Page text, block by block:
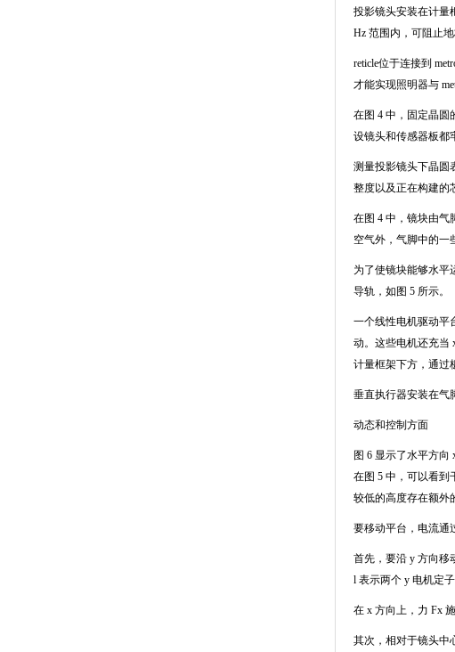
投影镜头安装在计量
Hz 范围内，可阻止
reticle位于连接到
才能实现照明器与
在图 4 中，固定晶圆
设镜头和传感器板都
测量投影镜头下晶圆
整度以及正在构建的
在图 4 中，镜块由气
空气外，气脚中的一
为了使镜块能够水平
导轨，如图 5 所示。
一个线性电机驱动平
动。这些电机还充当
计量框架下方，通过
垂直执行器安装在气
动态和控制方面
图 6 显示了水平方向
在图 5 中，可以看到
较低的高度存在额外
要移动平台，电流通
首先，要沿 y 方向移
l 表示两个 y 电机定
在 x 方向上，力 Fx
其次，相对于镜头中